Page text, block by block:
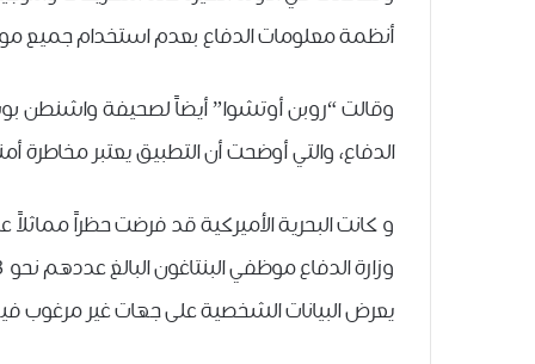
ﺃﻧﻈﻤﺔ ﻣﻌﻠﻮﻣﺎﺕ ﺍﻟﺪﻓﺎﻉ ﺑﻌﺪﻡ ﺍﺳﺘﺨﺪﺍﻡ ﺟﻤﻴﻊ
ﻭﻗﺎﻟﺖ “ﺭﻭﺑﻦ ﺃﻭﺗﺸﻮﺍ” أيضاً ﻟﺼﺤﻴﻔﺔ ﻭﺍﺷﻨﻄﻦ
ﺍﻟﺪﻓﺎﻉ، ﻭﺍﻟﺘﻲ ﺃﻭﺿﺤﺖ ﺃﻥ ﺍﻟﺘﻄﺒﻴﻖ ﻳﻌﺘﺒﺮ ﻣﺨﺎﻃﺮﺓ
و كانت ﺍﻟﺒﺤﺮﻳﺔ ﺍﻷﻣﻴﺮﻛﻴﺔ قد فرضت حظراً
ﻳﻌﺮﺽ ﺍﻟﺒﻴﺎﻧﺎﺕ ﺍﻟﺸﺨﺼﻴﺔ ﻋﻠﻰ ﺟﻬﺎﺕ ﻏﻴﺮ ﻣﺮﻏﻮﺏ